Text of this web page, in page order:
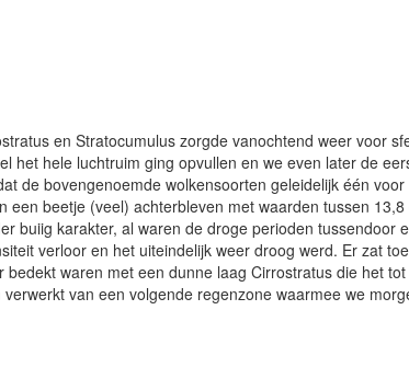
en Stratocumulus zorgde vanochtend weer voor
hele luchtruim ging opvullen en we even later de
de bovengenoemde wolkensoorten geleidelijk één
beetje (veel) achterbleven met waarden tussen
buiig karakter, al waren de droge perioden
verloor en het uiteindelijk weer droog werd. Er zat
waren met een dunne laag Cirrostratus die het
van een volgende regenzone waarmee we